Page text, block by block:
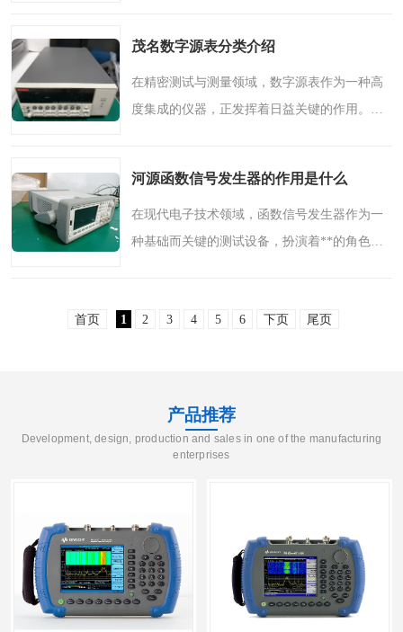
发挥着关键作用。本..
茂名数字源表分类介绍
在精密测试与测量领域，数字源表作为一种高
度集成的仪器，正发挥着日益关键的作用。它
靠的解决方案。本文..
河源函数信号发生器的作用是什么
在现代电子技术领域，函数信号发生器作为一
种基础而关键的测试设备，扮演着**的角色。
的信号输出能力，支..
首页 1 2 3 4 5 6 下页 尾页
产品推荐
Development, design, production and sales in one of the manufacturing
enterprises